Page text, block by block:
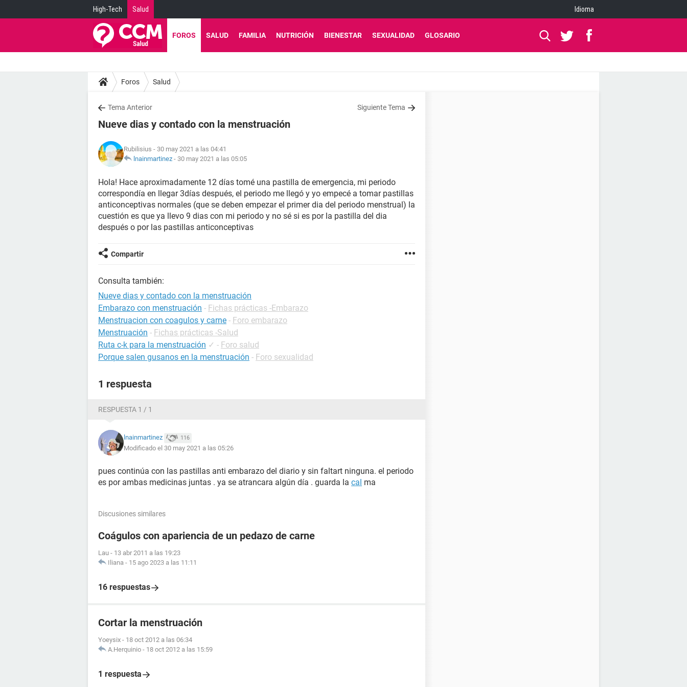
High-Tech Salud Idioma
FOROS SALUD FAMILIA NUTRICIÓN BIENESTAR SEXUALIDAD GLOSARIO
Foros Salud
Tema Anterior Siguiente Tema
Nueve dias y contado con la menstruación
Rubilisius - 30 may 2021 a las 04:41
lnainmartinez - 30 may 2021 a las 05:05
Hola! Hace aproximadamente 12 días tomé una pastilla de emergencia, mi periodo
correspondía en llegar 3días después, el periodo me llegó y yo empecé a tomar pastillas
anticonceptivas normales (que se deben empezar el primer dia del periodo menstrual) la
cuestión es que ya llevo 9 dias con mi periodo y no sé si es por la pastilla del dia
después o por las pastillas anticonceptivas
Compartir
Consulta también:
Nueve dias y contado con la menstruación
Embarazo con menstruación - Fichas prácticas -Embarazo
Menstruacion con coagulos y carne - Foro embarazo
Menstruación - Fichas prácticas -Salud
Ruta c-k para la menstruación ✓ - Foro salud
Porque salen gusanos en la menstruación - Foro sexualidad
1 respuesta
RESPUESTA 1 / 1
lnainmartinez 116
Modificado el 30 may 2021 a las 05:26
pues continúa con las pastillas anti embarazo del diario y sin faltart ninguna. el periodo
es por ambas medicinas juntas . ya se atrancara algún día . guarda la cal ma
Discusiones similares
Coágulos con apariencia de un pedazo de carne
Lau - 13 abr 2011 a las 19:23
Iliana - 15 ago 2023 a las 11:11
16 respuestas
Cortar la menstruación
Yoeysix - 18 oct 2012 a las 06:34
A.Herquinio - 18 oct 2012 a las 15:59
1 respuesta